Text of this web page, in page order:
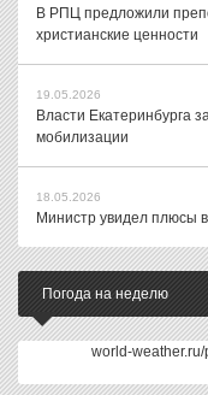
В РПЦ предложили
христианские ценности
19.05.2026
Власти Екатеринбурга
мобилизации
18.05.2026
Министр увидел плюсы
Погода на неделю
world-